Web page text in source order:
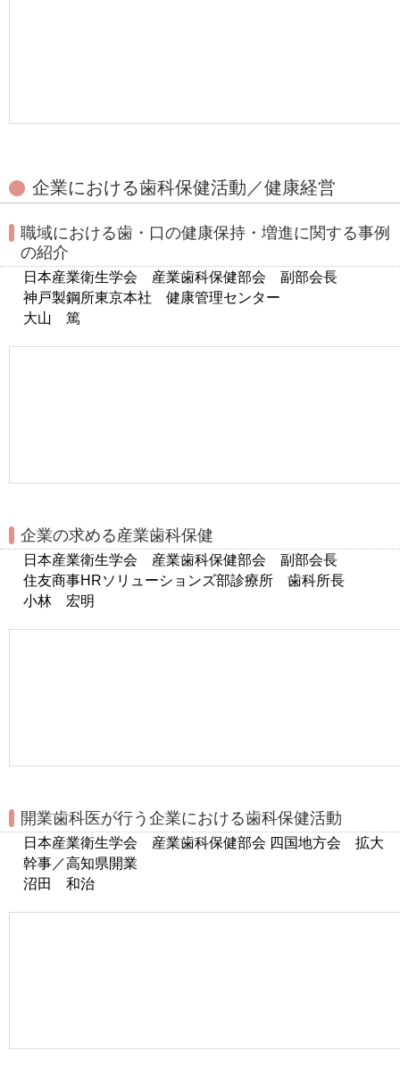
企業における歯科保健活動／健康経営
職域における歯・口の健康保持・増進に関する事例
の紹介
日本産業衛生学会 産業歯科保健部会 副部会長
神戸製鋼所東京本社 健康管理センター
大山 篤
企業の求める産業歯科保健
日本産業衛生学会 産業歯科保健部会 副部会長
住友商事HRソリューションズ部診療所 歯科所長
小林 宏明
開業歯科医が行う企業における歯科保健活動
日本産業衛生学会 産業歯科保健部会 四国地方会 拡大
幹事／高知県開業
沼田 和治